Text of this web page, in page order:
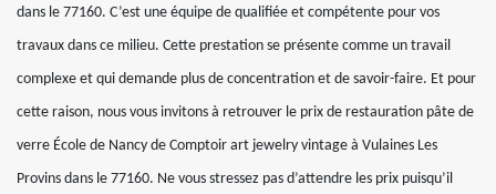
dans le 77160. C’est une équipe de qualifiée et compétente pour vos
travaux dans ce milieu. Cette prestation se présente comme un travail
complexe et qui demande plus de concentration et de savoir-faire. Et pour
cette raison, nous vous invitons à retrouver le prix de restauration pâte de
verre École de Nancy de Comptoir art jewelry vintage à Vulaines Les
Provins dans le 77160. Ne vous stressez pas d’attendre les prix puisqu’il